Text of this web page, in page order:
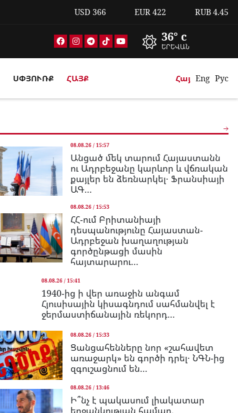
USD 366 EUR422 RUB4.45
36° c
ԵՐԵՎԱՆ
ՍՓՅՈՒՌՔ ՀԱՅՔ Հայ Eng Рус
08.08.26 / 15:57
Անցած մեկ տարում Հայաստանն
ու Ադրբեջանը կարևոր և վճռական
քայլեր են ձեռնարկել․ Ֆրանսիայի
ԱԳ...
08.08.26 / 15:53
ՀՀ-ում Բրիտանիայի
դեսպանությունը Հայաստան-
Ադրբեջան խաղաղության
գործընթացի մասին
հայտարարու...
08.08.26 / 15:41
1940-ից ի վեր առաջին անգամ
Հյուսիսային կիսագնդում սահմանվել է
ջերմաստիճանային ռեկորդ...
08.08.26 / 15:33
Ցանցահենները նոր «շահավետ
առաջարկ» են գործի դրել․ ՆԳՆ-ից
զգուշացնում են...
08.08.26 / 13:46
Ի՞նչ է պակասում լիակատար
երջանկության համար.